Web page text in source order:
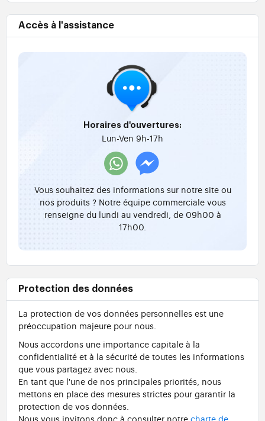
Accès à l'assistance
Horaires d'ouvertures:
Lun-Ven 9h-17h
Vous souhaitez des informations sur notre site ou
nos produits ? Notre équipe commerciale vous
renseigne du lundi au vendredi, de 09h00 à
17h00.
Protection des données
La protection de vos données personnelles est une
préoccupation majeure pour nous.
Nous accordons une importance capitale à la
confidentialité et à la sécurité de toutes les informations
que vous partagez avec nous.
En tant que l'une de nos principales priorités, nous
mettons en place des mesures strictes pour garantir la
protection de vos données.
Nous vous invitons donc à consulter notre charte de